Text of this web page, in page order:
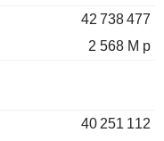
42 738 477
2 568 M p
40 251 112